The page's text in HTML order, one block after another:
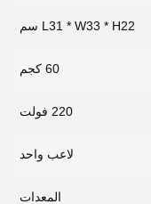
L31 * W33 * H22 سم
60 كجم
220 فولت
لاعب واحد
المعدات